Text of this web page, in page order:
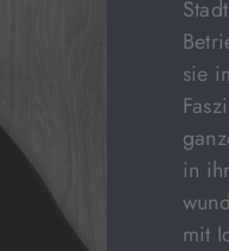
sie
in
mit